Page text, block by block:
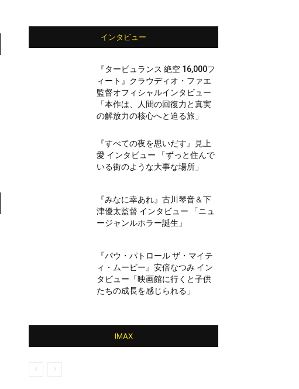
インタビュー
『タービュランス 絶空 16,000フ
ィート』クラウディオ・ファエ
監督オフィシャルインタビュー
「本作は、人間の回復力と真実
の解放力の核心へと迫る旅」
『すべての夜を思いだす』見上
愛 インタビュー 「ずっと住んで
いる街のような大事な場所」
『みなに幸あれ』古川琴音＆下
津優太監督 インタビュー 「ニュ
ージャンルホラー誕生」
『パウ・パトロール ザ・マイテ
ィ・ムービー』安倍なつみ イン
タビュー「映画館に行くと子供
たちの成長を感じられる」
IMAX